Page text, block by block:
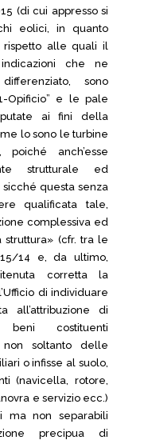
(di cui appresso si
eolici, in quanto
rispetto alle quali il
che ne
sono
Opificio” e le pale
ai fini della
lo sono le turbine
anch’esse
strutturale ed
questa senza
qualificata tale,
complessiva ed
(cfr. tra le
14 e, da ultimo,
corretta la
di individuare
all’attribuzione di
costituenti
non soltanto delle
o infisse al suolo,
(navicella, rotore,
e servizio ecc.)
ma non separabili
precipua di